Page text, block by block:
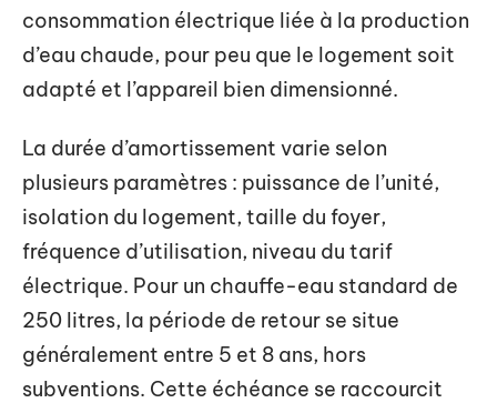
consommation électrique liée à la production
d’eau chaude, pour peu que le logement soit
adapté et l’appareil bien dimensionné.
La durée d’amortissement varie selon
plusieurs paramètres : puissance de l’unité,
isolation du logement, taille du foyer,
fréquence d’utilisation, niveau du tarif
électrique. Pour un chauffe-eau standard de
250 litres, la période de retour se situe
généralement entre 5 et 8 ans, hors
subventions. Cette échéance se raccourcit